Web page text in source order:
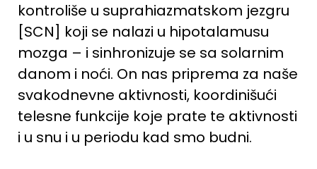
kontroliše u suprahiazmatskom jezgru
[SCN] koji se nalazi u hipotalamusu
mozga – i sinhronizuje se sa solarnim
danom i noći. On nas priprema za naše
svakodnevne aktivnosti, koordinišući
telesne funkcije koje prate te aktivnosti
i u snu i u periodu kad smo budni.